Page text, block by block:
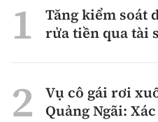
Tăng kiểm soát
rửa tiền qua tài
Vụ cô gái rơi
Quảng Ngãi: